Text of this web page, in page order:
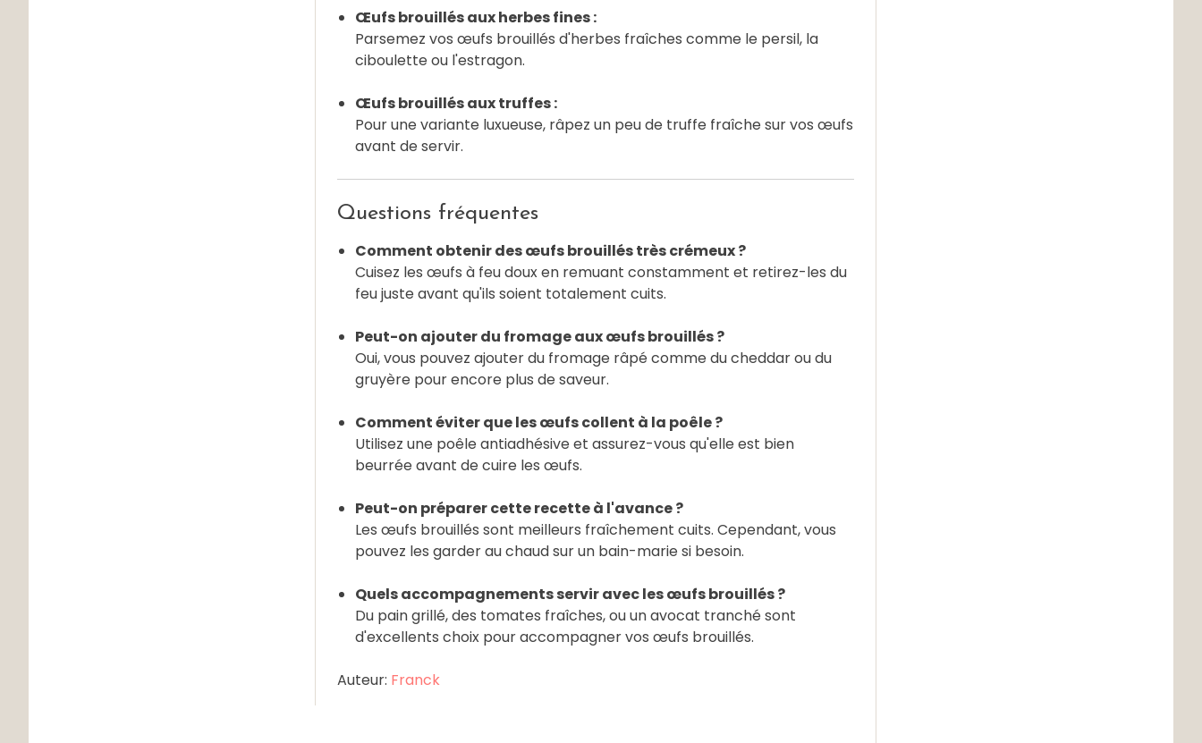
Œufs brouillés aux herbes fines :
Parsemez vos œufs brouillés d'herbes fraîches comme le persil, la
ciboulette ou l'estragon.
Œufs brouillés aux truffes :
Pour une variante luxueuse, râpez un peu de truffe fraîche sur vos œufs
avant de servir.
Questions fréquentes
Comment obtenir des œufs brouillés très crémeux ?
Cuisez les œufs à feu doux en remuant constamment et retirez-les du
feu juste avant qu'ils soient totalement cuits.
Peut-on ajouter du fromage aux œufs brouillés ?
Oui, vous pouvez ajouter du fromage râpé comme du cheddar ou du
gruyère pour encore plus de saveur.
Comment éviter que les œufs collent à la poêle ?
Utilisez une poêle antiadhésive et assurez-vous qu'elle est bien
beurrée avant de cuire les œufs.
Peut-on préparer cette recette à l'avance ?
Les œufs brouillés sont meilleurs fraîchement cuits. Cependant, vous
pouvez les garder au chaud sur un bain-marie si besoin.
Quels accompagnements servir avec les œufs brouillés ?
Du pain grillé, des tomates fraîches, ou un avocat tranché sont
d'excellents choix pour accompagner vos œufs brouillés.
Auteur: Franck